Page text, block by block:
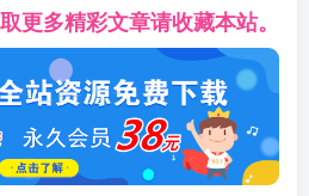
更多精彩文章请收藏本站。